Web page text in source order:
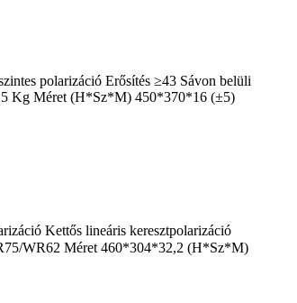
polarizáció Erősítés ≥43 Sávon belüli
Kg Méret (H*Sz*M) 450*370*16 (±5)
Kettős lineáris keresztpolarizáció
WR62 Méret 460*304*32,2 (H*Sz*M)